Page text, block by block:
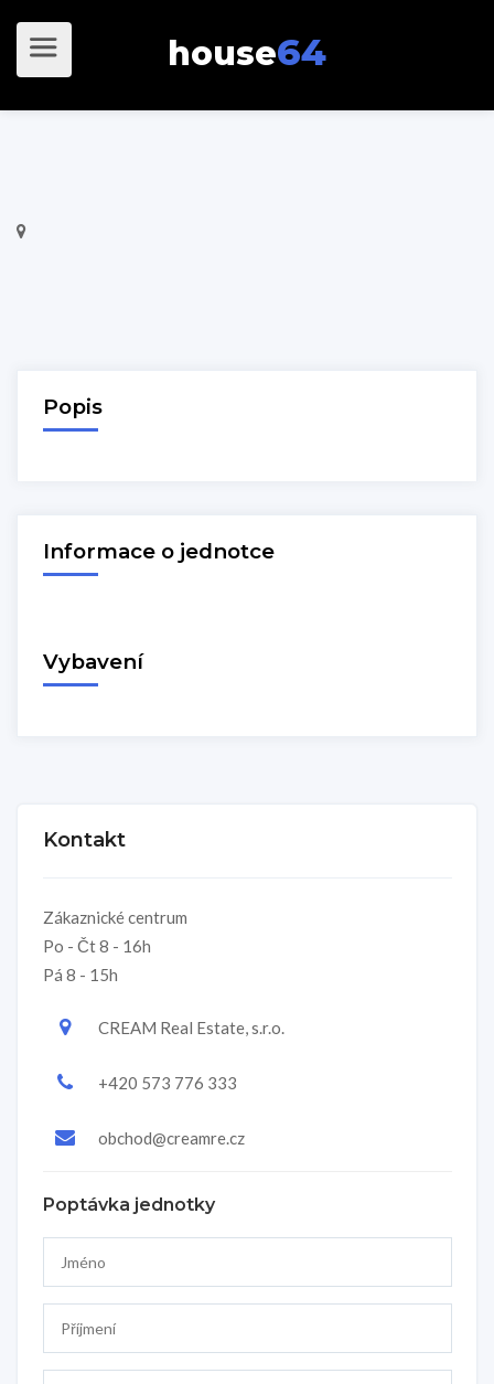
house64
Popis
Informace o jednotce
Vybavení
Kontakt
Zákaznické centrum
Po - Čt 8 - 16h
Pá 8 - 15h
CREAM Real Estate, s.r.o.
+420 573 776 333
obchod@creamre.cz
Poptávka jednotky